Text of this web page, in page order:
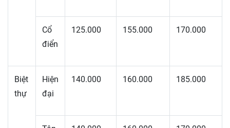
Cổ
điển
125.000 155.000 170.000
Biệt
thự
Hiện
đại
140.000 160.000 185.000